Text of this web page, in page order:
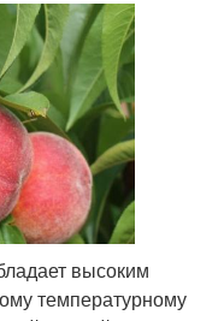
высоким
температурному